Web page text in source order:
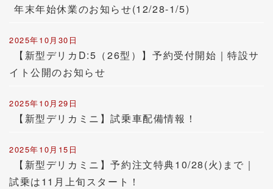
年末年始休業のお知らせ(12/28-1/5)
2025年10月30日
【新型デリカD:5（26型）】予約受付開始｜特設サ
イト公開のお知らせ
2025年10月29日
【新型デリカミニ】試乗車配備情報！
2025年10月15日
【新型デリカミニ】予約注文特典10/28(火)まで｜
試乗は11月上旬スタート！